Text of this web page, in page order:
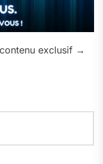
exclusif →